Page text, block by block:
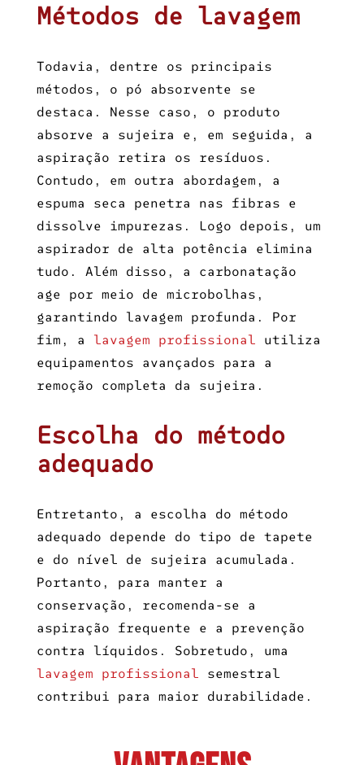
Métodos de lavagem
Todavia, dentre os principais
métodos, o pó absorvente se
destaca. Nesse caso, o produto
absorve a sujeira e, em seguida, a
aspiração retira os resíduos.
Contudo, em outra abordagem, a
espuma seca penetra nas fibras e
dissolve impurezas. Logo depois, um
aspirador de alta potência elimina
tudo. Além disso, a carbonatação
age por meio de microbolhas,
garantindo lavagem profunda. Por
fim, a lavagem profissional utiliza
equipamentos avançados para a
remoção completa da sujeira.
Escolha do método
adequado
Entretanto, a escolha do método
adequado depende do tipo de tapete
e do nível de sujeira acumulada.
Portanto, para manter a
conservação, recomenda-se a
aspiração frequente e a prevenção
contra líquidos. Sobretudo, uma
lavagem profissional semestral
contribui para maior durabilidade.